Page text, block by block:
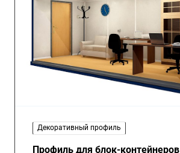
Декоративный профиль
Профиль для блок-контейнеров